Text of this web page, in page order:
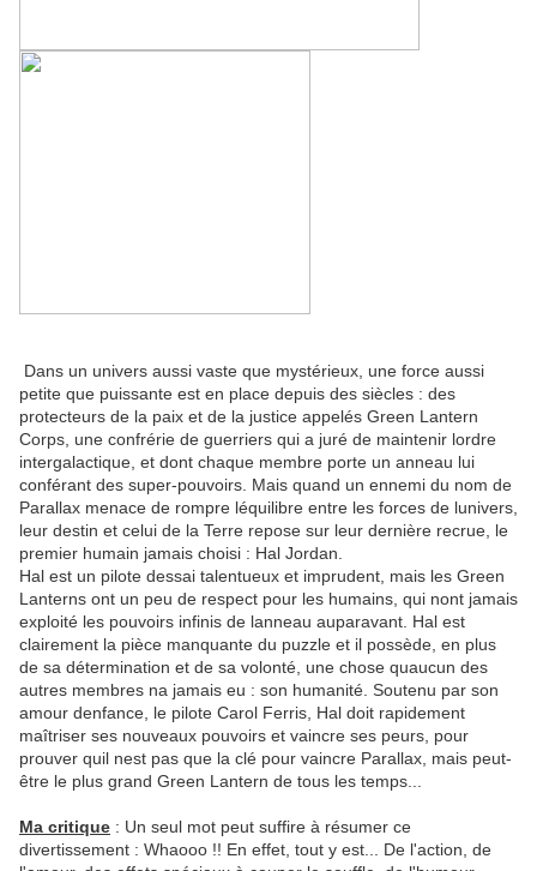
Dans un univers aussi vaste que mystérieux, une force aussi
petite que puissante est en place depuis des siècles : des
protecteurs de la paix et de la justice appelés Green Lantern
Corps, une confrérie de guerriers qui a juré de maintenir lordre
intergalactique, et dont chaque membre porte un anneau lui
conférant des super-pouvoirs. Mais quand un ennemi du nom de
Parallax menace de rompre léquilibre entre les forces de lunivers,
leur destin et celui de la Terre repose sur leur dernière recrue, le
premier humain jamais choisi : Hal Jordan.
Hal est un pilote dessai talentueux et imprudent, mais les Green
Lanterns ont un peu de respect pour les humains, qui nont jamais
exploité les pouvoirs infinis de lanneau auparavant. Hal est
clairement la pièce manquante du puzzle et il possède, en plus
de sa détermination et de sa volonté, une chose quaucun des
autres membres na jamais eu : son humanité. Soutenu par son
amour denfance, le pilote Carol Ferris, Hal doit rapidement
maîtriser ses nouveaux pouvoirs et vaincre ses peurs, pour
prouver quil nest pas que la clé pour vaincre Parallax, mais peut-
être le plus grand Green Lantern de tous les temps...
Ma critique : Un seul mot peut suffire à résumer ce
divertissement : Whaooo !! En effet, tout y est... De l'action, de